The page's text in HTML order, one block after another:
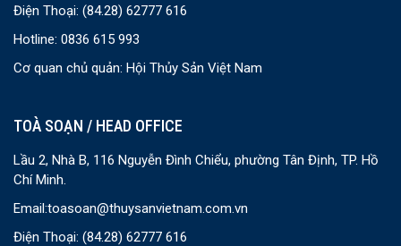
Điện Thoại: (84.28) 62777 616
Hotline: 0836 615 993
Cơ quan chủ quản: Hội Thủy Sản Việt Nam
TOÀ SOẠN / HEAD OFFICE
Lầu 2, Nhà B, 116 Nguyễn Đình Chiểu, phường Tân Định, TP. Hồ
Chí Minh.
Email:toasoan@thuysanvietnam.com.vn
Điện Thoại: (84.28) 62777 616